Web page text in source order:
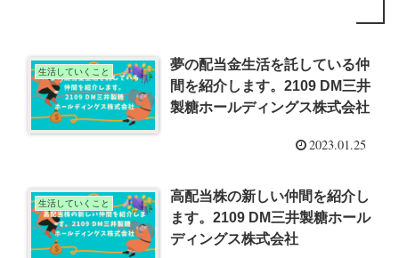
生活していくこと
夢の配当金生活を託している仲
間を紹介します。2109 DM三井
製糖ホールディングス株式会社
2023.01.25
生活していくこと
高配当株の新しい仲間を紹介し
ます。2109 DM三井製糖ホール
ディングス株式会社